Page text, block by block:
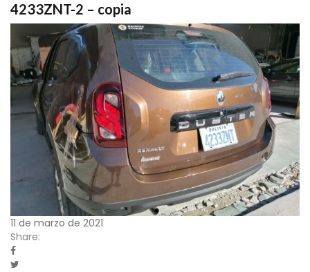
4233ZNT-2 – copia
11 de marzo de 2021
Share: